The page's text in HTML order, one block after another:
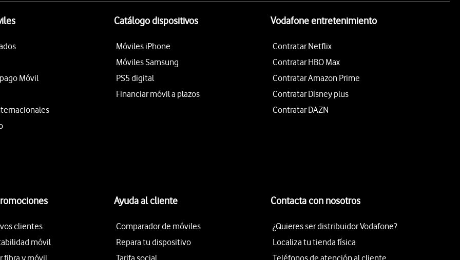
Móvil
Catálogo dispositivos
Móviles iPhone
Móviles Samsung
PS5 digital
Financiar móvil a plazos
Vodafone entretenimiento
Contratar Netflix
Contratar HBO Max
Contratar Amazon Prime
Contratar Disney plus
Contratar DAZN
clientes
móvil
fibra y móvil
Ayuda al cliente
Comparador de móviles
Repara tu dispositivo
Tarifa social
Contacta con nosotros
¿Quieres ser distribuidor Vodafone?
Localiza tu tienda física
Teléfonos de atención al cliente